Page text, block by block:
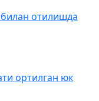
отилишда
ортилган юк